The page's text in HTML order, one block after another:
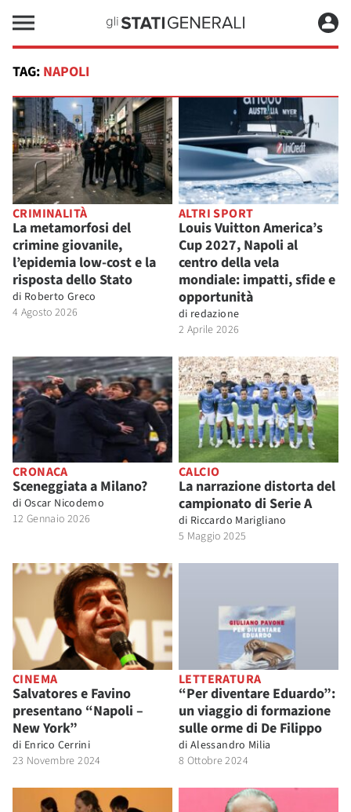
TAG: NAPOLI
CRIMINALITÀ
La metamorfosi del
crimine giovanile,
l’epidemia low-cost e la
risposta dello Stato
di Roberto Greco
4 Agosto 2026
ALTRI SPORT
Louis Vuitton America’s
Cup 2027, Napoli al
centro della vela
mondiale: impatti, sfide e
opportunità
di redazione
2 Aprile 2026
CRONACA
Sceneggiata a Milano?
di Oscar Nicodemo
12 Gennaio 2026
CALCIO
La narrazione distorta del
campionato di Serie A
di Riccardo Marigliano
5 Maggio 2025
CINEMA
Salvatores e Favino
presentano “Napoli –
New York”
di Enrico Cerrini
23 Novembre 2024
LETTERATURA
“Per diventare Eduardo”:
un viaggio di formazione
sulle orme di De Filippo
di Alessandro Milia
8 Ottobre 2024